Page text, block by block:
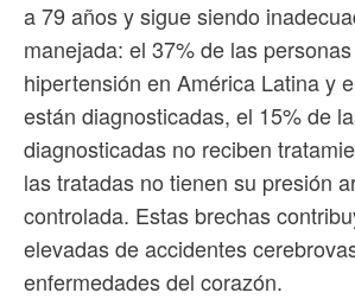
a 79 años y sigue siendo
manejada: el 37% de las
hipertensión en América Latina y
están diagnosticadas, el 15% de
diagnosticadas no reciben
las tratadas no tienen su presión
controlada. Estas brechas
elevadas de accidentes
enfermedades del corazón.